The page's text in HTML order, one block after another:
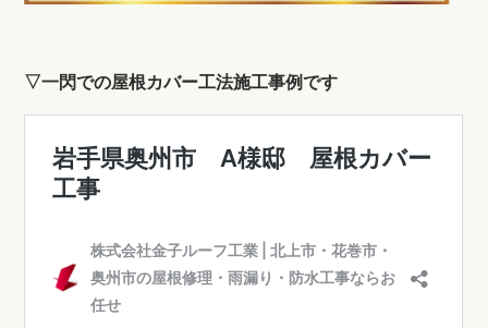
▽一閃での屋根カバー工法施工事例です